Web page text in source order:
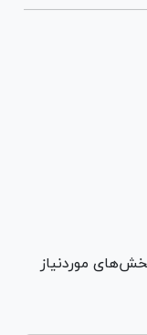
موردنیاز